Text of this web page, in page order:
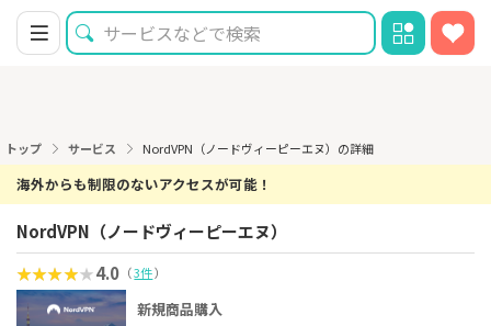
トップ サービス NordVPN（ノードヴィーピーエヌ）の詳細
海外からも制限のないアクセスが可能！
NordVPN（ノードヴィーピーエヌ）
4.0 （3件）
新規商品購入